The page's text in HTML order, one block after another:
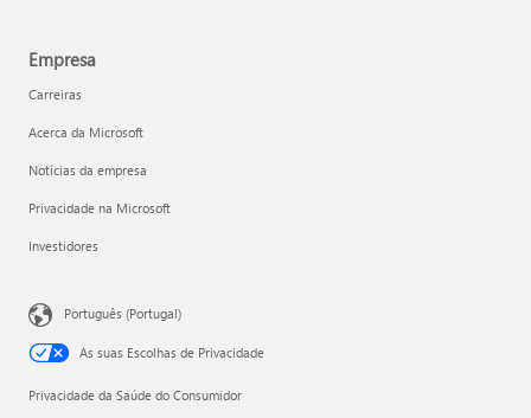
Empresa
Carreiras
Acerca da Microsoft
Notícias da empresa
Privacidade na Microsoft
Investidores
Português (Portugal)
As suas Escolhas de Privacidade
Privacidade da Saúde do Consumidor